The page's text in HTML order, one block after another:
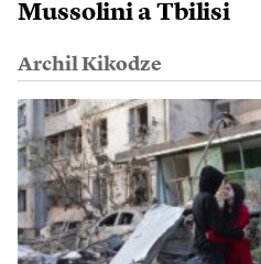
Mussolini a Tbilisi
Archil Kikodze